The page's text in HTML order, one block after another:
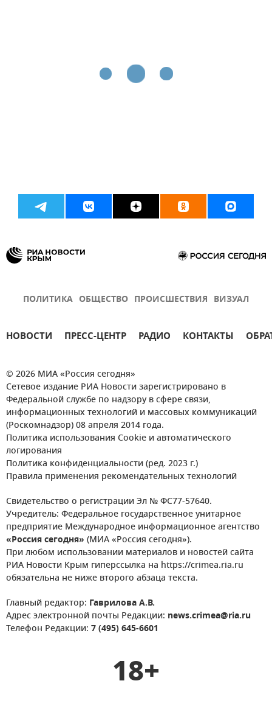
ПОЛИТИКА ОБЩЕСТВО ПРОИСШЕСТВИЯ ВИЗУАЛ
НОВОСТИ ПРЕСС-ЦЕНТР РАДИО КОНТАКТЫ
© 2026 МИА «Россия сегодня»
Сетевое издание РИА Новости зарегистрировано в
Федеральной службе по надзору в сфере связи,
информационных технологий и массовых коммуникаций
(Роскомнадзор) 08 апреля 2014 года.
Политика использования Cookie и автоматического
логирования
Политика конфиденциальности (ред. 2023 г.)
Правила применения рекомендательных технологий
Свидетельство о регистрации Эл № ФС77-57640.
Учредитель: Федеральное государственное унитарное
предприятие Международное информационное агентство
«Россия сегодня» (МИА «Россия сегодня»).
При любом использовании материалов и новостей сайта
РИА Новости Крым гиперссылка на https://crimea.ria.ru
обязательна не ниже второго абзаца текста.
Главный редактор: Гаврилова А.В.
Адрес электронной почты Редакции: news.crimea@ria.ru
Телефон Редакции: 7 (495) 645-6601
18+